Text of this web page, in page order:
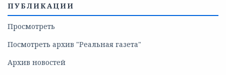
ПУБЛИКАЦИИ
Просмотреть
Посмотреть архив "Реальная газета"
Архив новостей